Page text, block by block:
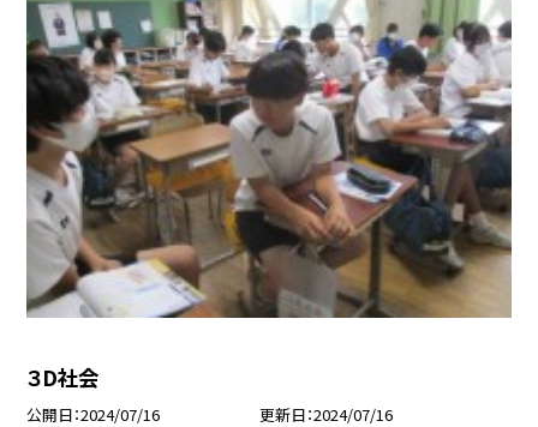
３D社会
公開日 2024/07/16 更新日 2024/07/16